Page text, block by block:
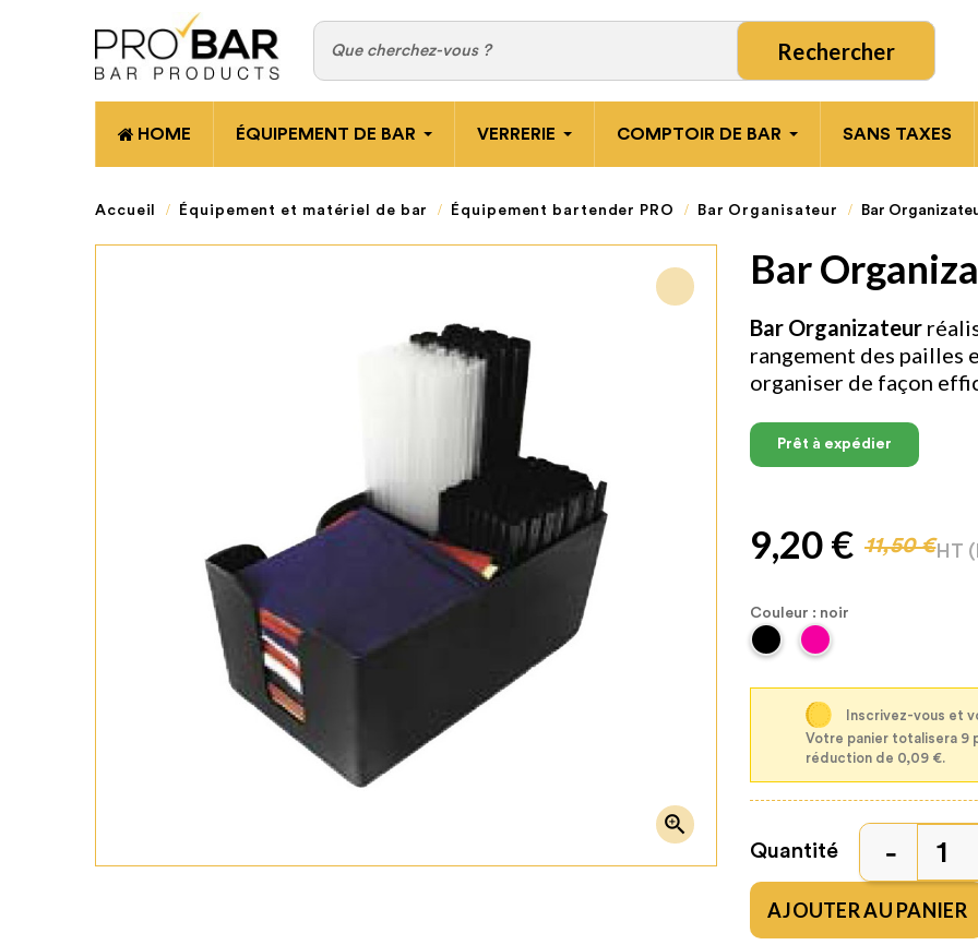
Rechercher
HOME ÉQUIPEMENT DE BAR VERRERIE COMPTOIR DE BAR SANS TAXES
Accueil Équipement et matériel de bar Équipement bartender PRO Bar Organisateur Bar

Bar
Bar Organizateur
rangement des pailles
organiser de façon
Prêt à expédier
9,20 € 11,50 €HT
Couleur : noir
Inscrivez-vous et
Votre panier totalisera 9
réduction de 0,09 €.
Quantité
AJOUTER AU PANIER